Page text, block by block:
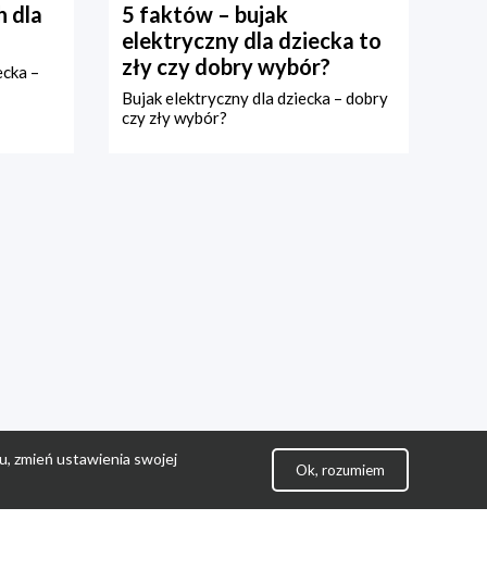
dla
–
5 faktów – bujak
elektryczny dla dziecka to
zły czy dobry wybór?
Bujak elektryczny dla dziecka – dobry
czy zły wybór?
zmień ustawienia swojej
Ok, rozumiem